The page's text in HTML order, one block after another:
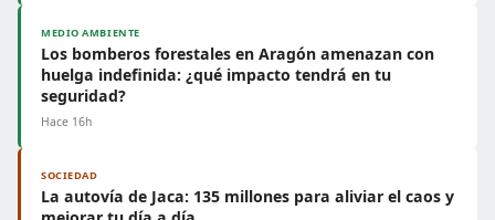
MEDIO AMBIENTE
Los bomberos forestales en Aragón amenazan con
huelga indefinida: ¿qué impacto tendrá en tu
seguridad?
Hace 16h
SOCIEDAD
La autovía de Jaca: 135 millones para aliviar el caos y